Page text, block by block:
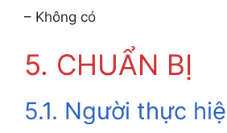
– Không có
5. CHUẨN BỊ
5.1. Người thực